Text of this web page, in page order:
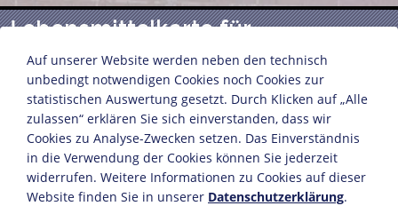
Lebensmittelkarte für
Fleischwaren
Lebensmittelkarte, gültig vom 18.12.1939 bis
14.1.1940
Chemnitz, 1939
14,4 x 13,6 cm
Auf unserer Website werden neben den technisch
unbedingt notwendigen Cookies noch Cookies zur
statistischen Auswertung gesetzt. Durch Klicken auf „Alle
zulassen“ erklären Sie sich einverstanden, dass wir
Cookies zu Analyse-Zwecken setzen. Das Einverständnis
in die Verwendung der Cookies können Sie jederzeit
widerrufen. Weitere Informationen zu Cookies auf dieser
Website finden Sie in unserer Datenschutzerklärung.